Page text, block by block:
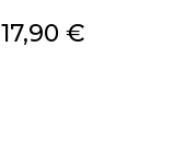
Preis
17,90 €